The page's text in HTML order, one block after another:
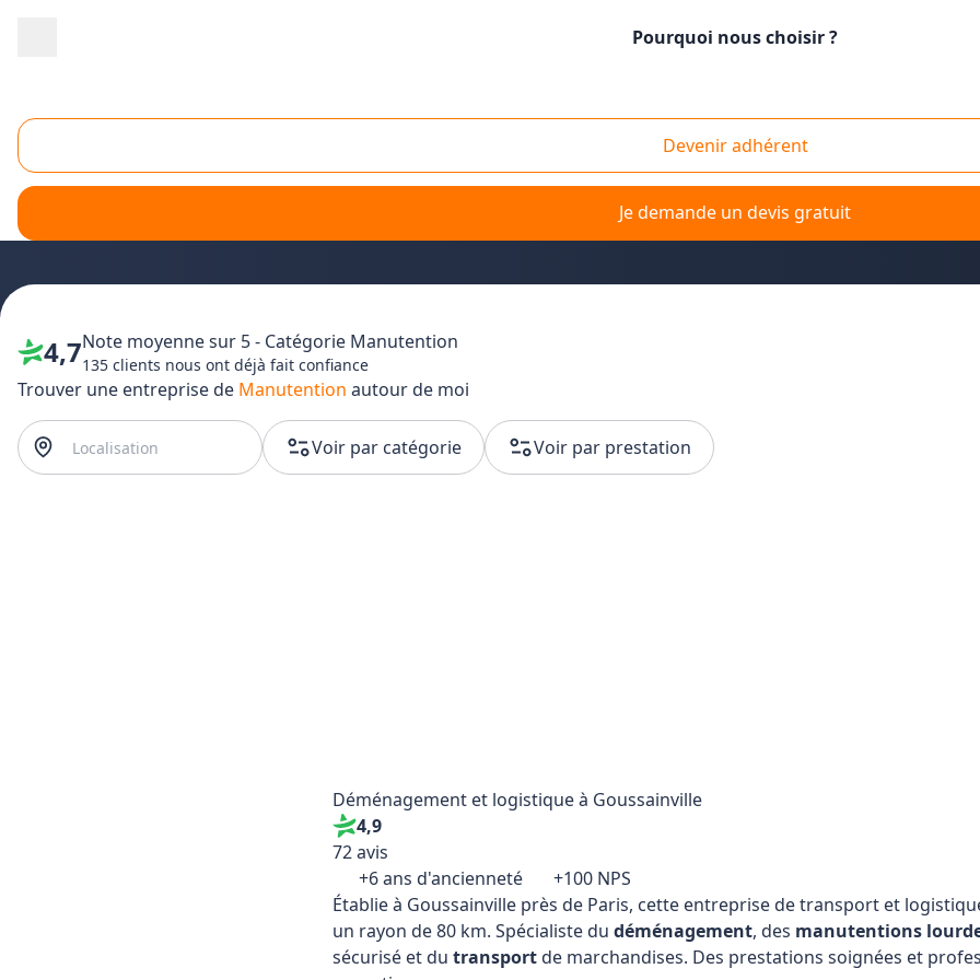
Pourquoi nous choisir ?
Devenir adhérent
Je demande un devis gratuit
Manutention Eure-et-Loir (28)
Vous recherchez des solutions demanutention professionnellesen Eure-et-Loir ? La solution Plus que pro vous met
pour tous vos besoins en manutention.Que vous ayez besoin de déménager du matériel lourd, d'organiser un
sélectionnées intervient rapidement dans tout le département 28.
Trouver une entreprise de Manutentionautour de moi
Voir par catégorie Voir par prestation
4,7Note moyenne sur 5 - CatégorieManutention
135 clients nous ont déjà fait confiance
Déménagement et logistique à Goussainville
4,9
72 avis
+6 ans d'ancienneté
+100 NPS
Établie à Goussainville près de Paris, cette entreprise de transport et logistique
de 80 km. Spécialiste dudéménagement, desmanutentions lourdes, du
transportde marchandises. Des prestations soignées et professionnelles